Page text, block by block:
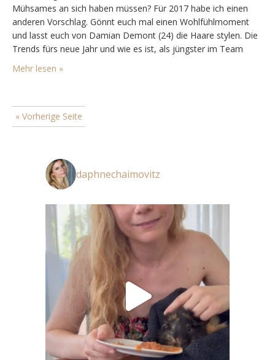
Mühsames an sich haben müssen? Für 2017 habe ich einen
anderen Vorschlag. Gönnt euch mal einen Wohlfühlmoment
und lasst euch von Damian Demont (24) die Haare stylen. Die
Trends fürs neue Jahr und wie es ist, als jüngster im Team
Zürcher…
Mehr lesen »
« Vorherige Seite
daphnechaimovitz